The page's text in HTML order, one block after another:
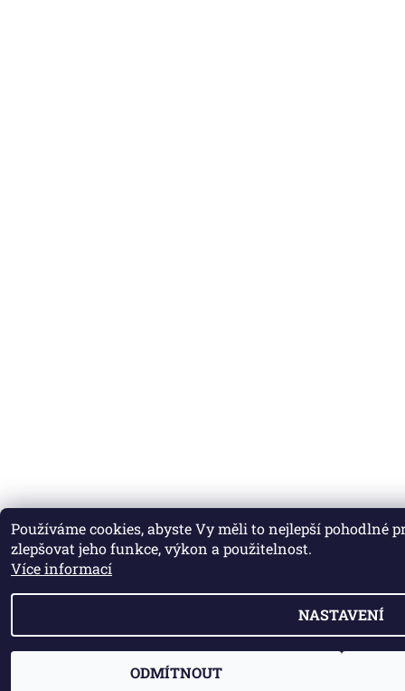
Používáme cookies, abyste Vy měli to nejlepší pohodlné
zlepšovat jeho funkce, výkon a použitelnost.
Více informací
NASTAVENÍ
ODMÍTNOUT